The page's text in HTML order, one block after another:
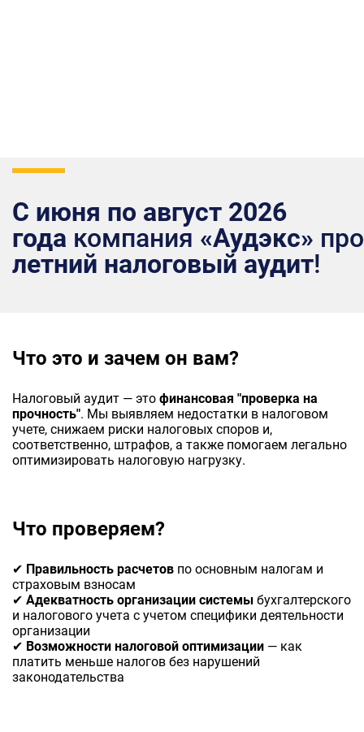
С июня по август 2026
года компания «Аудэкс»
летний налоговый аудит!
Что это и зачем он вам?
Налоговый аудит — это финансовая "проверка на
прочность". Мы выявляем недостатки в налоговом
учете, снижаем риски налоговых споров и,
соответственно, штрафов, а также помогаем легально
оптимизировать налоговую нагрузку.
Что проверяем?
✔ Правильность расчетов по основным налогам и
страховым взносам
✔ Адекватность организации системы бухгалтерского
и налогового учета с учетом специфики деятельности
организации
✔ Возможности налоговой оптимизации — как
платить меньше налогов без нарушений
законодательства